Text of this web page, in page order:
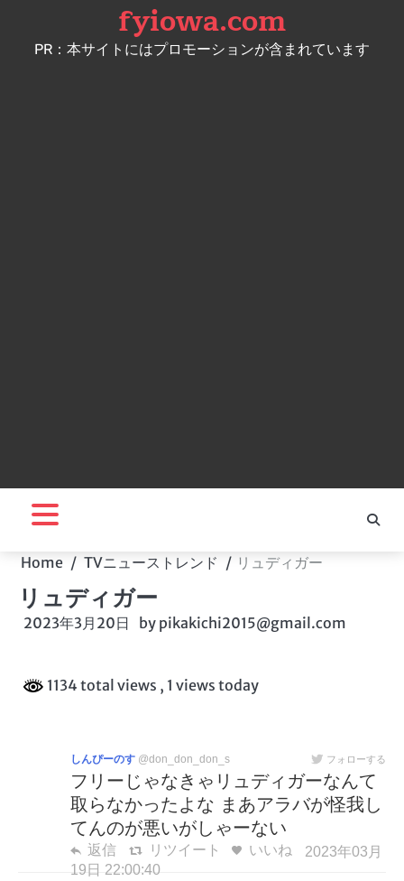
content
fyiowa.com
PR：本サイトにはプロモーションが含まれています
Home TVニューストレンド リュディガー
リュディガー
2023年3月20日 by pikakichi2015@gmail.com
1134 total views , 1 views today
しんぴーのす @don_don_don_s フォローする
フリーじゃなきゃリュディガーなんて
取らなかったよな まあアラバが怪我し
てんのが悪いがしゃーない
返信 リツイート いいね
2023年03月
19日 22:00:40